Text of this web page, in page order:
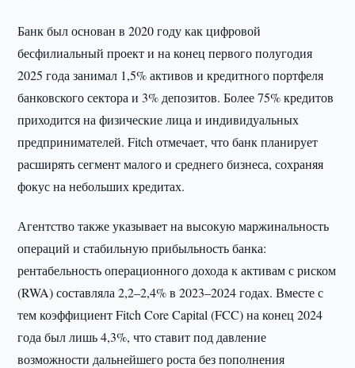
Банк был основан в 2020 году как цифровой
бесфилиальный проект и на конец первого полугодия
2025 года занимал 1,5% активов и кредитного портфеля
банковского сектора и 3% депозитов. Более 75% кредитов
приходится на физические лица и индивидуальных
предпринимателей. Fitch отмечает, что банк планирует
расширять сегмент малого и среднего бизнеса, сохраняя
фокус на небольших кредитах.
Агентство также указывает на высокую маржинальность
операций и стабильную прибыльность банка:
рентабельность операционного дохода к активам с риском
(RWA) составляла 2,2–2,4% в 2023–2024 годах. Вместе с
тем коэффициент Fitch Core Capital (FCC) на конец 2024
года был лишь 4,3%, что ставит под давление
возможности дальнейшего роста без пополнения